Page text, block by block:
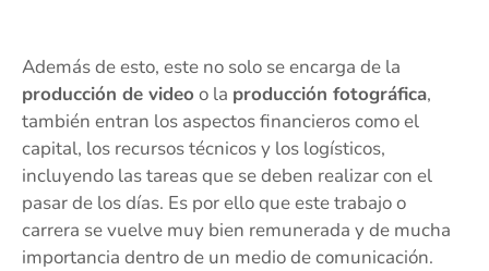
Además de esto, este no solo se encarga de la
producción de video o la producción fotográfica,
también entran los aspectos financieros como el
capital, los recursos técnicos y los logísticos,
incluyendo las tareas que se deben realizar con el
pasar de los días. Es por ello que este trabajo o
carrera se vuelve muy bien remunerada y de mucha
importancia dentro de un medio de comunicación.